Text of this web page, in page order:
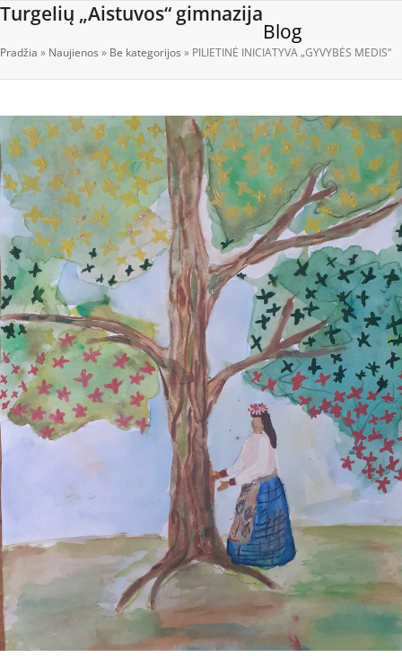
Skip
content
Turgelių „Aistuvos“ gimnazija
Open
mobile
Close
mobile
Blog
Pradžia » Naujienos » Be kategorijos » PILIETINĖ INICIATYVA „GYVYBĖS MEDIS“